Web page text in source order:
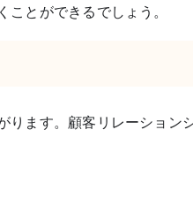
とができるでしょう。
ります。顧客リレーション